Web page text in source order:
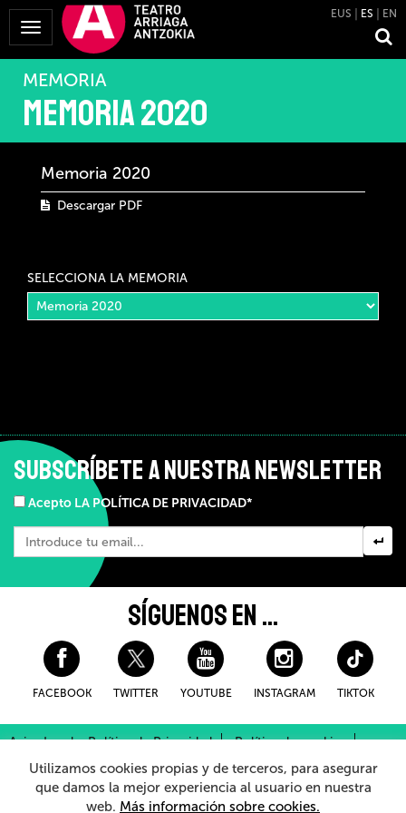
Mostrar
Menú
EUS ES EN
MEMORIA
Memoria 2020
Memoria 2020
Descargar PDF
SELECCIONA LA MEMORIA
SUBSCRÍBETE A NUESTRA NEWSLETTER
Acepto LA POLÍTICA DE PRIVACIDAD*
SÍGUENOS EN ...
FACEBOOK TWITTER YOUTUBE INSTAGRAM TIKTOK
Aviso Legal y Política de Privacidad
Política de cookies
Condiciones Generales de Compra
Sistema Interno de Información
Utilizamos cookies propias y de terceros, para asegurar
que damos la mejor experiencia al usuario en nuestra
web. Más información sobre cookies.